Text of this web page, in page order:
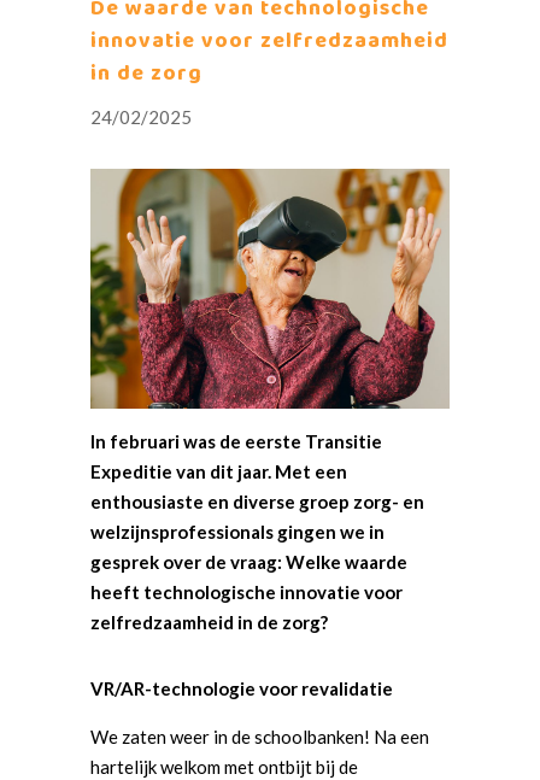
De waarde van technologische
innovatie voor zelfredzaamheid
in de zorg
24/02/2025
In februari was de eerste Transitie
Expeditie van dit jaar. Met een
enthousiaste en diverse groep zorg- en
welzijnsprofessionals gingen we in
gesprek over de vraag: Welke waarde
heeft technologische innovatie voor
zelfredzaamheid in de zorg?
VR/AR-technologie voor revalidatie
We zaten weer in de schoolbanken! Na een
hartelijk welkom met ontbijt bij de